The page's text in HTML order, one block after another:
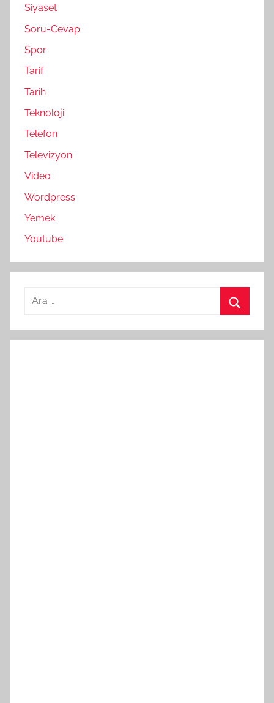
Siyaset
Soru-Cevap
Spor
Tarif
Tarih
Teknoloji
Telefon
Televizyon
Video
Wordpress
Yemek
Youtube
Arama: